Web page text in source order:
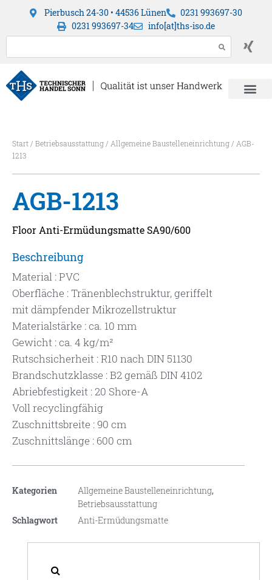
Pierbusch 24-30 • 44536 Lünen
0231 993697-30
0231 993697-34
info[at]ths-iso.de
Start/ Betriebsausstattung/ Allgemeine Baustelleneinrichtung/ AGB-
1213
AGB-1213
Floor Anti-Ermüdungsmatte SA90/600
Beschreibung
Material : PVC
Oberfläche : Tränenblechstruktur, geriffelt
mit dämpfender Mikrozellstruktur
Materialstärke : ca. 10 mm
Gewicht : ca. 4 kg/m²
Rutschsicherheit : R10 nach DIN 51130
Brandschutzklasse : B2 gemäß DIN 4102
Abriebfestigkeit : 20 Shore-A
Voll recyclingfähig
Zuschnittsbreite : 90 cm
Zuschnittslänge : 600 cm
Kategorien Allgemeine Baustelleneinrichtung,
Betriebsausstattung
Schlagwort
Anti-Ermüdungsmatte